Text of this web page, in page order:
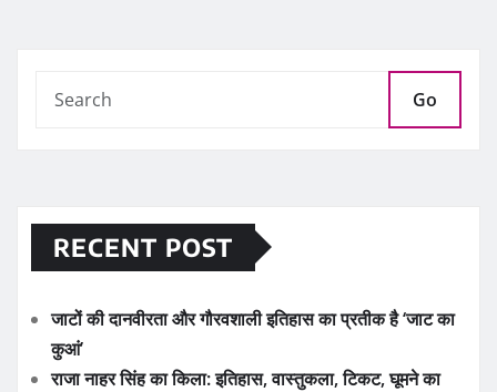
Go
RECENT POST
जाटों की दानवीरता और गौरवशाली इतिहास का प्रतीक है ‘जाट का
कुआं’
राजा नाहर सिंह का किला: इतिहास, वास्तुकला, टिकट, घूमने का